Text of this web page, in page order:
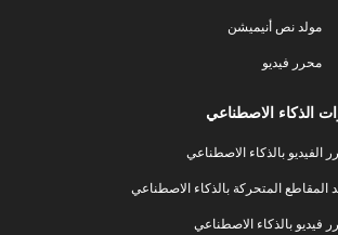
مولد نص أنيميشن
محرر فيديو
الذكاء الاصطناعي
الفيديو بالذكاء الاصطناعي
المقاطع المتحركة بالذكاء الاصطناعي
فيديو بالذكاء الاصطناعي